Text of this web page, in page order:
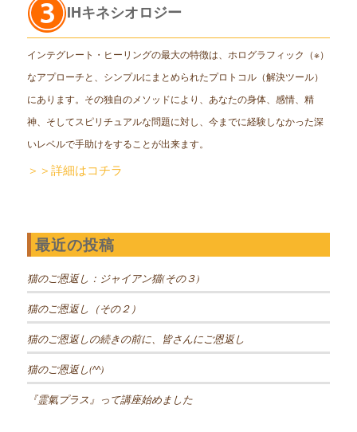
IHキネシオロジー
インテグレート・ヒーリングの最大の特徴は、ホログラフィック（※）
なアプローチと、シンプルにまとめられたプロトコル（解決ツール）
にあります。その独自のメソッドにより、あなたの身体、感情、精
神、そしてスピリチュアルな問題に対し、今までに経験しなかった深
いレベルで手助けをすることが出来ます。
＞＞詳細はコチラ
最近の投稿
猫のご恩返し：ジャイアン猫(その３)
猫のご恩返し（その２）
猫のご恩返しの続きの前に、皆さんにご恩返し
猫のご恩返し(^^)
『霊氣プラス』って講座始めました